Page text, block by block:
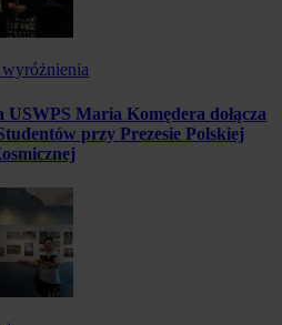
USWPS Maria Komędera dołącza
przy Prezesie Polskiej